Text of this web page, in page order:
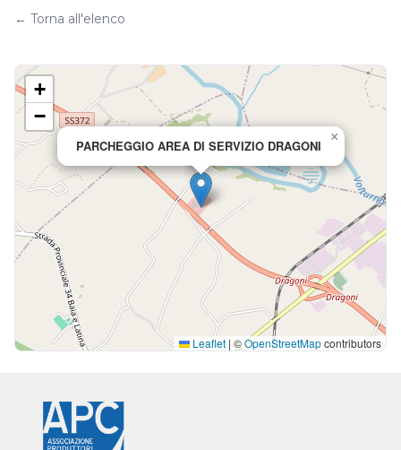
← Torna all'elenco
PARCHEGGIO AREA DI SERVIZIO DRAGONI
×
+
−
Leaflet | ©OpenStreetMapcontributors